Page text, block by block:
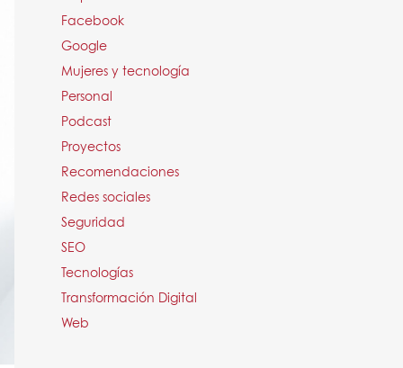
Facebook
Google
Mujeres y tecnología
Personal
Podcast
Proyectos
Recomendaciones
Redes sociales
Seguridad
SEO
Tecnologías
Transformación Digital
Web